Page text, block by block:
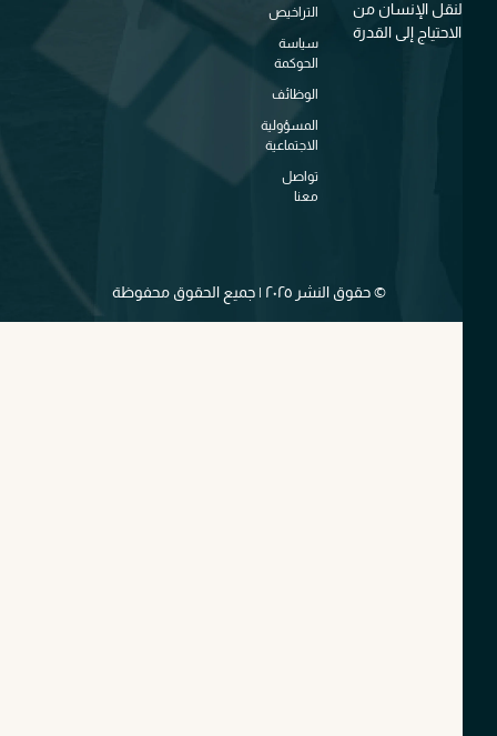
لنقل الإنسان من
الاحتياج إلى القدرة
التراخيص
سياسة
الحوكمة
الوظائف
المسؤولية
الاجتماعية
تواصل
© حقوق النشر ٢٠٢٥ | جميع الحقوق محفوظة